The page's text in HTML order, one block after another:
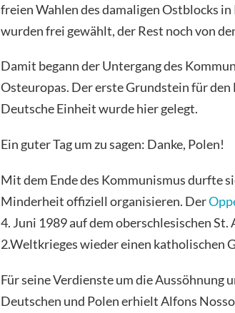
freien Wahlen des damaligen Ostblocks
wurden frei gewählt, der Rest noch von
Damit begann der Untergang des
Osteuropas. Der erste Grundstein für
Deutsche Einheit wurde hier gelegt.
Ein guter Tag um zu sagen: Danke, Polen!
Mit dem Ende des Kommunismus durfte
Minderheit offiziell organisieren. Der
4. Juni 1989 auf dem oberschlesischen
2.Weltkrieges wieder einen katholischen
Für seine Verdienste um die Aussöhnung
Deutschen und Polen erhielt Alfons